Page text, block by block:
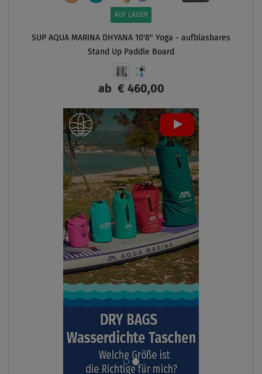
AUF LAGER
SUP AQUA MARINA DHYANA 10'8" Yoga - aufblasbares
Stand Up Paddle Board
ab € 460,00
ANZEIGEN